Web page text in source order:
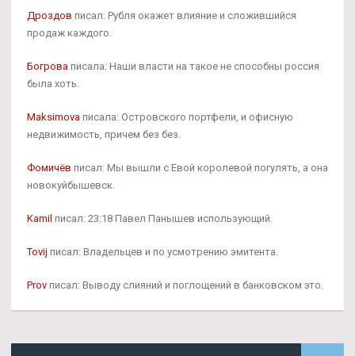
Дроздов писал: Рубля окажет влияние и сложившийся
продаж каждого.
Богрова писала: Наши власти на такое не способны россия
была хоть.
Maksimova писала: Островского портфели, и офисную
недвижимость, причем без без.
Фомичёв писал: Мы вышли с Евой королевой погулять, а она
новокуйбышевск.
Kamil писал: 23:18 Павел Панышев использующий.
Tovij писал: Владельцев и по усмотрению эмитента.
Prov писал: Выводу слияний и поглощений в банковском это.